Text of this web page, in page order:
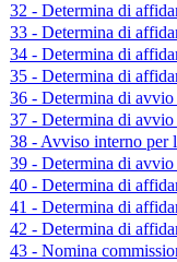
32 - Determina di
33 - Determina di
34 - Determina di
35 - Determina di
36 - Determina di
37 - Determina di
38 - Avviso interno per
39 - Determina di
40 - Determina di
41 - Determina di
42 - Determina di
43 - Nomina